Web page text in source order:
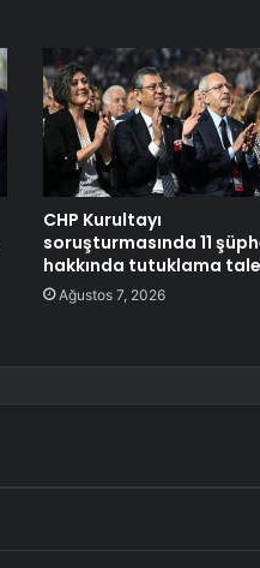
CHP Kurultayı
soruşturmasında 11
hakkında tutuklama
Ağustos 7, 2026